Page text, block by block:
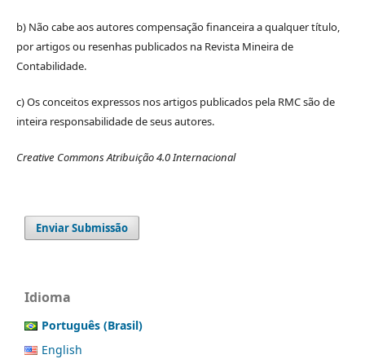
b) Não cabe aos autores compensação financeira a qualquer título,
por artigos ou resenhas publicados na Revista Mineira de
Contabilidade.
c) Os conceitos expressos nos artigos publicados pela RMC são de
inteira responsabilidade de seus autores.
Creative Commons Atribuição 4.0 Internacional
Enviar Submissão
Idioma
Português (Brasil)
English